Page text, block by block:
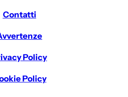
Contatti
Policy
Policy